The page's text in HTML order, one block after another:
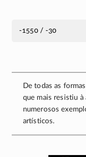
-1550 / -30
De todas as
que mais resistiu à
numerosos
artísticos.